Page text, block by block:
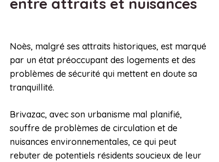
Noès, malgré ses attraits historiques, est marqué
par un état préoccupant des logements et des
problèmes de sécurité qui mettent en doute sa
tranquillité.
Brivazac, avec son urbanisme mal planifié,
souffre de problèmes de circulation et de
nuisances environnementales, ce qui peut
rebuter de potentiels résidents soucieux de leur